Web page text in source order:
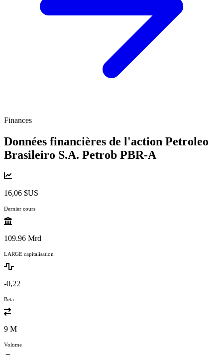
Finances
Données financières de l'action Petroleo
Brasileiro S.A. Petrob PBR-A
16,06 $US
Dernier cours
109.96 Mrd
LARGE capitalisation
-0,22
Beta
9 M
Volume